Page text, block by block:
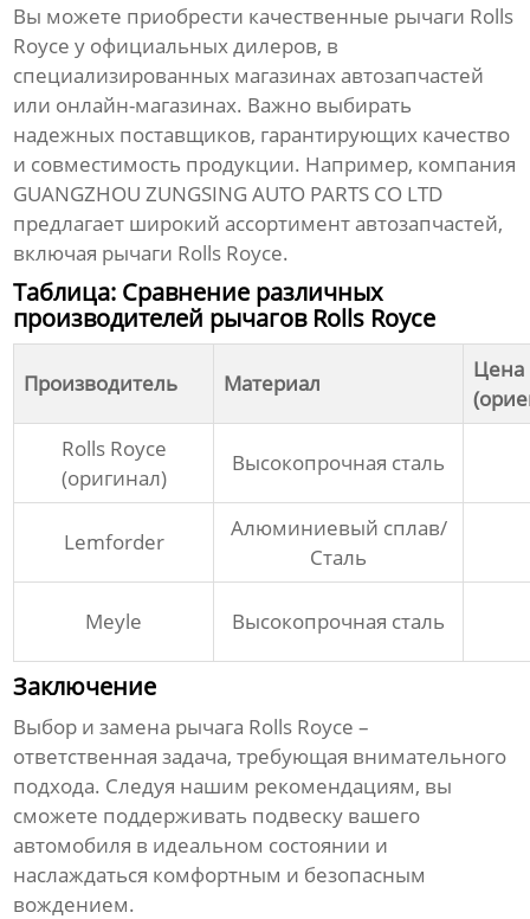
Вы можете приобрести качественные рычаги Rolls
Royce у официальных дилеров, в
специализированных магазинах автозапчастей
или онлайн-магазинах. Важно выбирать
надежных поставщиков, гарантирующих качество
и совместимость продукции. Например, компания
GUANGZHOU ZUNGSING AUTO PARTS CO LTD
предлагает широкий ассортимент автозапчастей,
включая рычаги Rolls Royce.
Таблица: Сравнение различных
производителей рычагов Rolls Royce
Производитель Материал
Цена
Rolls Royce
(оригинал)
Высокопрочная сталь
Lemforder
Алюминиевый сплав/
Сталь
Meyle Высокопрочная сталь
Заключение
Выбор и замена рычага Rolls Royce –
ответственная задача, требующая внимательного
подхода. Следуя нашим рекомендациям, вы
сможете поддерживать подвеску вашего
автомобиля в идеальном состоянии и
наслаждаться комфортным и безопасным
вождением.